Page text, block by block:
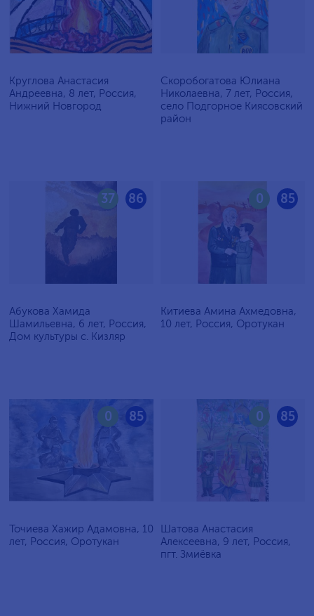
Круглова Анастасия
Андреевна, 8 лет, Россия,
Нижний Новгород
Скоробогатова Юлиана
Николаевна, 7 лет, Россия,
село Подгорное Киясовский
район
86
37
Абукова Хамида
Шамильевна, 6 лет, Россия,
Дом культуры с. Кизляр
85
0
Китиева Амина Ахмедовна,
10 лет, Россия, Оротукан
85
0
Точиева Хажир Адамовна, 10
лет, Россия, Оротукан
85
0
Шатова Анастасия
Алексеевна, 9 лет, Россия,
пгт. Змиёвка